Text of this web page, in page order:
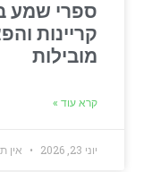
ספרי שמע
קריינות
מובילות
קרא עוד »
יוני 23, 2026 אין